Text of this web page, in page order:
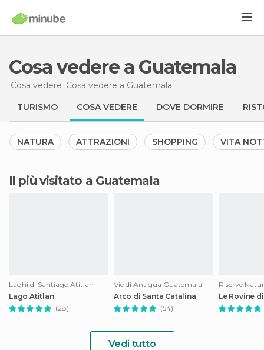
Cosa vedere a Guatemala
Cosa vedere Cosa vedere a Guatemala
TURISMO COSA VEDERE DOVE DORMIRE
NATURA ATTRAZIONI SHOPPING VITA
Il più visitato a Guatemala
Laghi di Santiago Atitlan
Lago Atitlan
(28)
Vie di Antigua Guatemala
Arco di Santa Catalina
(54)
Riserve
Le Rovine
Vedi tutto